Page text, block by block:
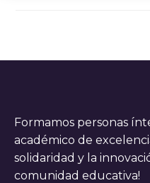
Formamos personas
académico de
solidaridad y la
comunidad educativa!